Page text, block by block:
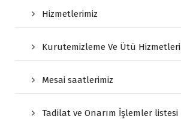
Hizmetlerimiz
Kurutemizleme Ve Ütü Hizmetleri
Mesai saatlerimiz
Tadilat ve Onarım İşlemler listesi